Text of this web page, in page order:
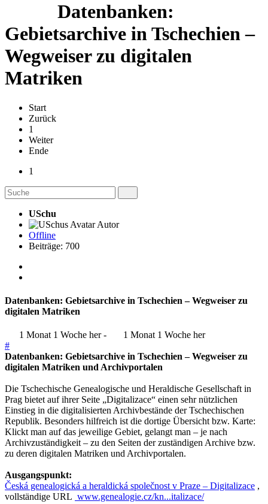
Datenbanken:
Gebietsarchive in Tschechien –
Wegweiser zu digitalen
Matriken
Start
Zurück
1
Weiter
Ende
1
USchu
Autor
Offline
Beiträge: 700
Datenbanken: Gebietsarchive in Tschechien – Wegweiser zu
digitalen Matriken
1 Monat 1 Woche her-
1 Monat 1 Woche her
#
Datenbanken: Gebietsarchive in Tschechien – Wegweiser zu
digitalen Matriken und Archivportalen
Die Tschechische Genealogische und Heraldische Gesellschaft in
Prag bietet auf ihrer Seite „Digitalizace“ einen sehr nützlichen
Einstieg in die digitalisierten Archivbestände der Tschechischen
Republik. Besonders hilfreich ist die dortige Übersicht bzw. Karte:
Klickt man auf das jeweilige Gebiet, gelangt man – je nach
Archivzuständigkeit – zu den Seiten der zuständigen Archive bzw.
zu deren digitalen Matriken und Archivportalen.
Ausgangspunkt:
Česká genealogická a heraldická společnost v Praze – Digitalizace ,
vollständige URL www.genealogie.cz/kn...italizace/